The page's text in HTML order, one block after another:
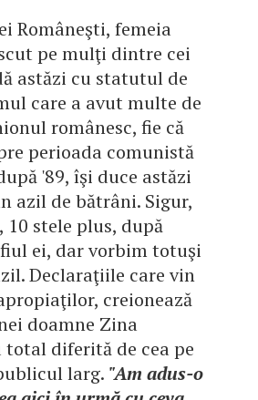
Româneşti, femeia
pe mulţi dintre cei
astăzi cu statutul de
care a avut multe de
românesc, fie că
perioada comunistă
'89, îşi duce astăzi
azil de bătrâni. Sigur,
10 stele plus, după
ei, dar vorbim totuşi
Declaraţiile care vin
creionează
doamne Zina
diferită de cea pe
larg. "Am adus-o